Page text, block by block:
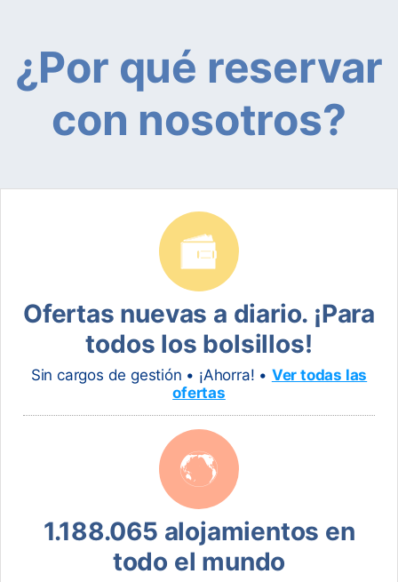
¿Por qué reservar
con nosotros?
Ofertas nuevas a diario. ¡Para
todos los bolsillos!
Sin cargos de gestión • ¡Ahorra! • Ver todas las
ofertas
1.188.065 alojamientos en
todo el mundo